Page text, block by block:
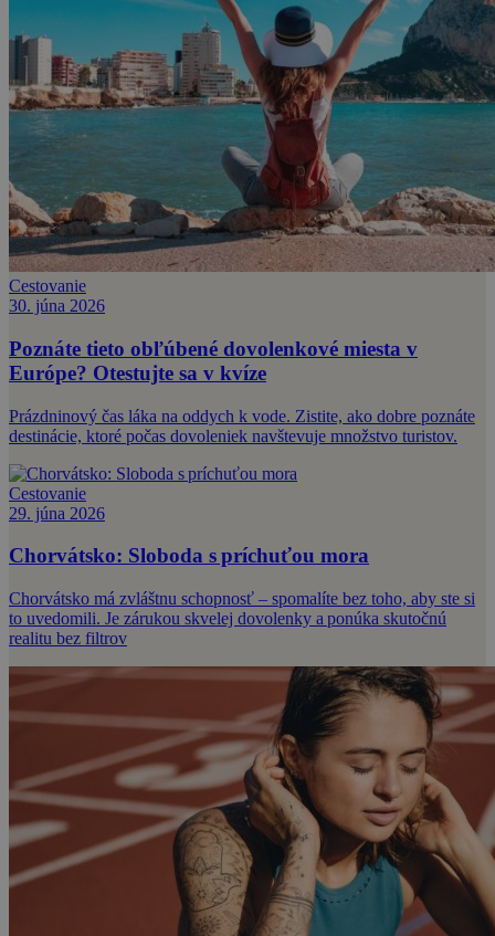
Cestovanie
30. júna 2026
Poznáte tieto obľúbené dovolenkové miesta v
Európe? Otestujte sa v kvíze
Prázdninový čas láka na oddych k vode. Zistite, ako dobre poznáte
destinácie, ktoré počas dovoleniek navštevuje množstvo turistov.
Cestovanie
29. júna 2026
Chorvátsko: Sloboda s príchuťou mora
Chorvátsko má zvláštnu schopnosť – spomalíte bez toho, aby ste si
to uvedomili. Je zárukou skvelej dovolenky a ponúka skutočnú
realitu bez filtrov